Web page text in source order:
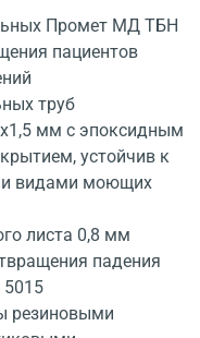
Промет МД ТБН
пациентов
труб
мм с эпоксидным
устойчив к
видами моющих
листа 0,8 мм
падения
5015
резиновыми